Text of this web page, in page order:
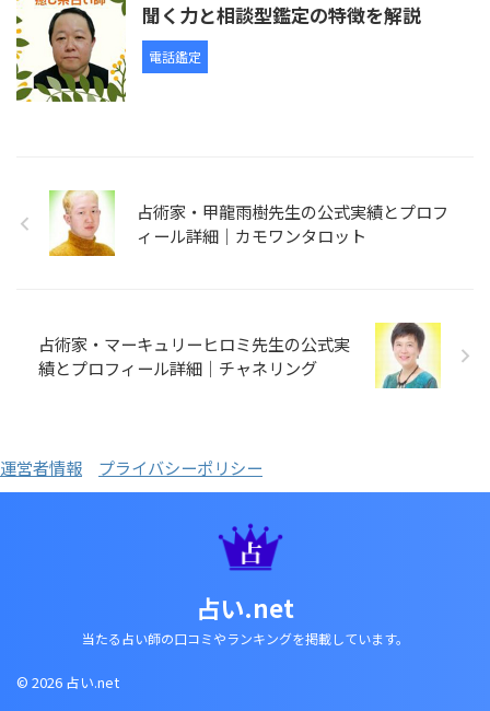
聞く力と相談型鑑定の特徴を解説
電話鑑定
占術家・甲龍雨樹先生の公式実績とプロフ
ィール詳細｜カモワンタロット
占術家・マーキュリーヒロミ先生の公式実
績とプロフィール詳細｜チャネリング
運営者情報 プライバシーポリシー
占い.net
当たる占い師の口コミやランキングを掲載しています。
© 2026 占い.net